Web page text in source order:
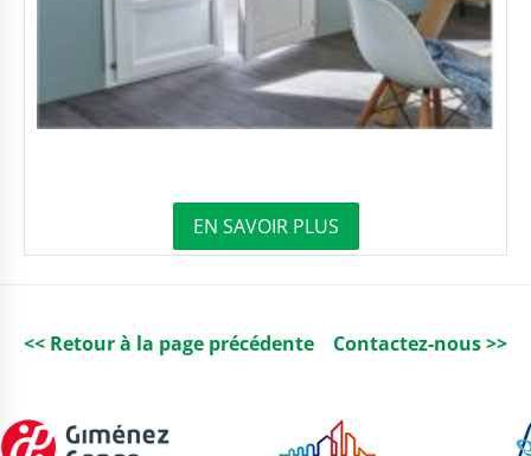
EN SAVOIR PLUS
<< Retour à la page précédente Contactez-nous >>